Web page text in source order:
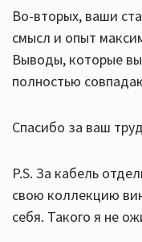
Во-вторых, ваши
смысл и опыт
Выводы, которые
полностью
Спасибо за ваш
P.S. За кабель
свою коллекцию
себя. Такого я не